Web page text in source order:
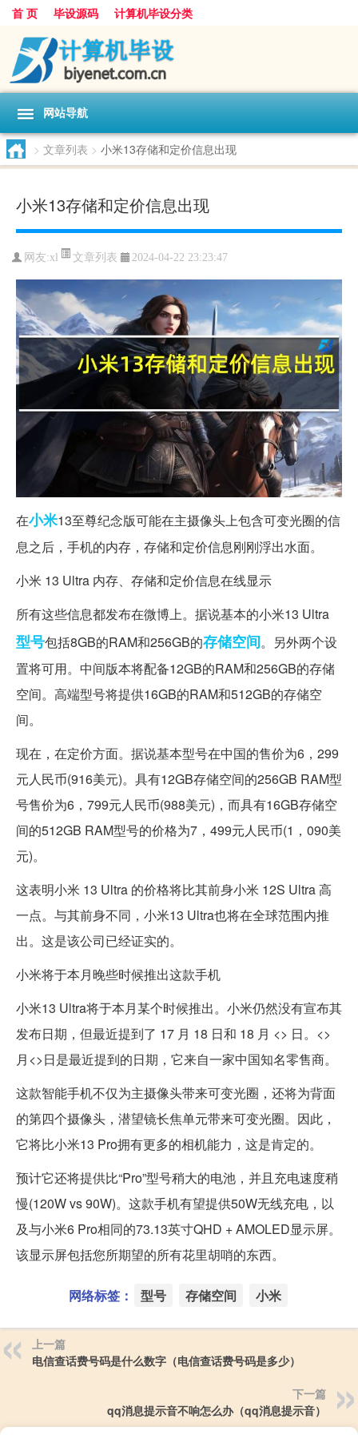
首 页 毕设源码 计算机毕设分类
网站导航
> 文章列表 > 小米13存储和定价信息出现
小米13存储和定价信息出现
网友:xl 文章列表 2024-04-22 23:23:47
在小米13至尊纪念版可能在主摄像头上包含可变光圈的信
息之后，手机的内存，存储和定价信息刚刚浮出水面。
小米 13 Ultra 内存、存储和定价信息在线显示
所有这些信息都发布在微博上。据说基本的小米13 Ultra
型号包括8GB的RAM和256GB的存储空间。另外两个设
置将可用。中间版本将配备12GB的RAM和256GB的存储
空间。高端型号将提供16GB的RAM和512GB的存储空
间。
现在，在定价方面。据说基本型号在中国的售价为6，299
元人民币(916美元)。具有12GB存储空间的256GB RAM型
号售价为6，799元人民币(988美元)，而具有16GB存储空
间的512GB RAM型号的价格为7，499元人民币(1，090美
元)。
这表明小米 13 Ultra 的价格将比其前身小米 12S Ultra 高
一点。与其前身不同，小米13 Ultra也将在全球范围内推
出。这是该公司已经证实的。
小米将于本月晚些时候推出这款手机
小米13 Ultra将于本月某个时候推出。小米仍然没有宣布其
发布日期，但最近提到了 17 月 18 日和 18 月 <> 日。<>
月<>日是最近提到的日期，它来自一家中国知名零售商。
这款智能手机不仅为主摄像头带来可变光圈，还将为背面
的第四个摄像头，潜望镜长焦单元带来可变光圈。因此，
它将比小米13 Pro拥有更多的相机能力，这是肯定的。
预计它还将提供比“Pro”型号稍大的电池，并且充电速度稍
慢(120W vs 90W)。这款手机有望提供50W无线充电，以
及与小米6 Pro相同的73.13英寸QHD + AMOLED显示屏。
该显示屏包括您所期望的所有花里胡哨的东西。
网络标签： 型号 存储空间 小米
上一篇
电信查话费号码是什么数字（电信查话费号码是多少）
下一篇
qq消息提示音不响怎么办（qq消息提示音）